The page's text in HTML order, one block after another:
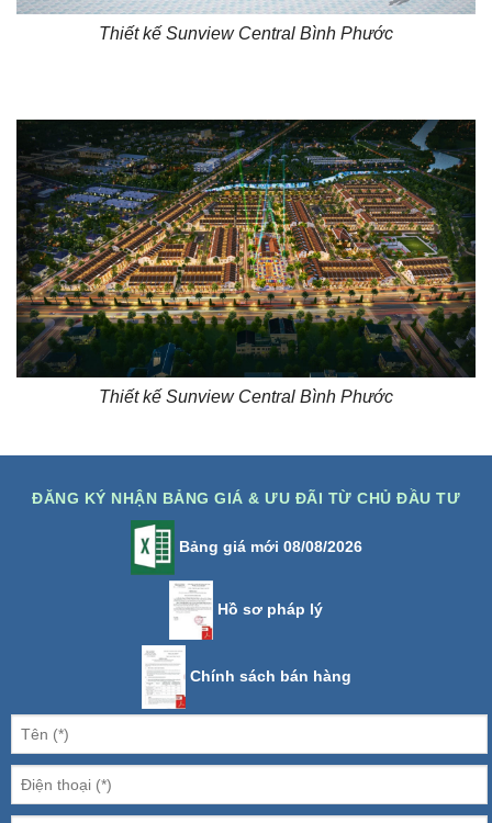
Thiết kế Sunview Central Bình Phước
Thiết kế Sunview Central Bình Phước
ĐĂNG KÝ NHẬN BẢNG GIÁ & ƯU ĐÃI TỪ CHỦ ĐẦU TƯ
Bảng giá mới 08/08/2026
Hồ sơ pháp lý
Chính sách bán hàng